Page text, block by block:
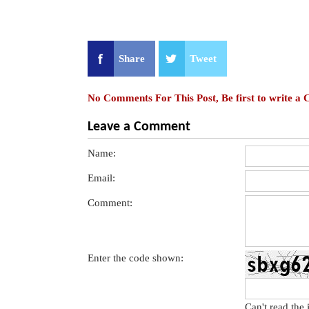
Share Tweet
No Comments For This Post, Be first to write a
Leave a Comment
Name:
Email:
Comment:
Enter the code shown: